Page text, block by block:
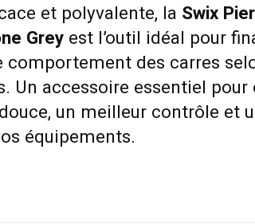
et polyvalente, la Swix
Greyest l’outil idéal pour
comportement des carres
Un accessoire essentiel
un meilleur contrôle et
équipements.